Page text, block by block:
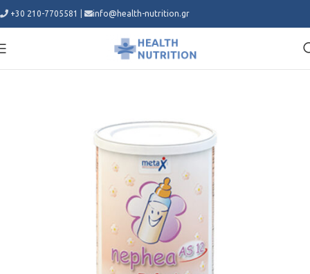
+30 210-7705581 info@health-nutrition.gr